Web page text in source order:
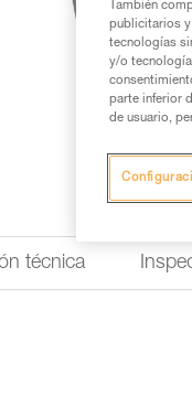
técnica
También
publicitarios y
tecnologías
y/o
parte inferior
de usuario,